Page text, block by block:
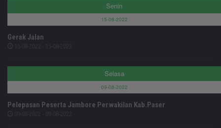
Senin
15-08-2022
Gerak Jalan
Selasa
09-08-2022
Pelepasan Peserta Jambore Perwakilan Kab.Paser